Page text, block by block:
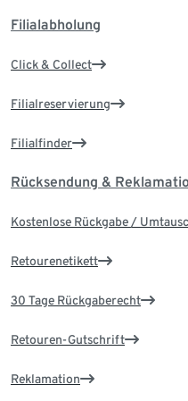
Filialabholung
Click & Collect
Filialreservierung
Filialfinder
Rücksendung &
Kostenlose Rückgabe /
Retourenetikett
30 Tage Rückgaberecht
Retouren-Gutschrift
Reklamation